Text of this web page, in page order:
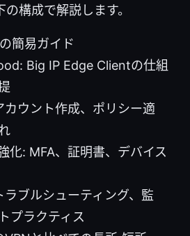
構成で解説します。
簡易ガイド
Big IP Edge Clientの仕組
カウント作成、ポリシー適
化: MFA、証明書、デバイス
ブルシューティング、監
プラクティス